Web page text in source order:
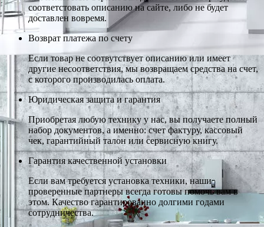
соответстовать описанию на сайте, либо не будет
доставлен вовремя.
Возврат платежа по счету
Если товар не соотвутствует описанию или имеет
другие несоответствия, мы возвращаем средства на счет,
с которого производилась оплата.
Юридическая защита и гарантия
Приобретая любую технику у нас, вы получаете полный
набор документов, а именно: счет фактуру, кассовый
чек, гарантийный талон или сервисную книгу.
Гарантия качественной установки
Если вам требуется установка техники, наши
проверенные партнеры всегда готовы помочь вам в
этом. Качество гарантированно долгими годами
сотрудничества.